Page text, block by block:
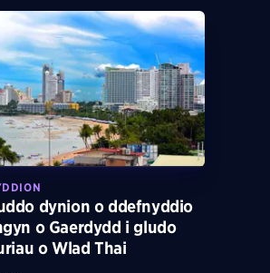
dynion o ddefnyddio
o Gaerdydd i gludo
o Wlad Thai